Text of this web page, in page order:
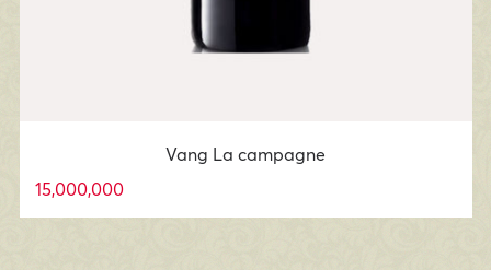
Vang La campagne
15,000,000